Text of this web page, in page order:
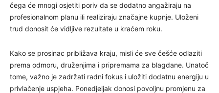
čega će mnogi osjetiti poriv da se dodatno angažiraju na
profesionalnom planu ili realiziraju značajne kupnje. Uloženi
trud donosit će vidljive rezultate u kraćem roku.
Kako se prosinac približava kraju, misli će sve češće odlaziti
prema odmoru, druženjima i pripremama za blagdane. Unatoč
tome, važno je zadržati radni fokus i uložiti dodatnu energiju u
privlačenje uspjeha. Ponedjeljak donosi povoljnu promjenu za